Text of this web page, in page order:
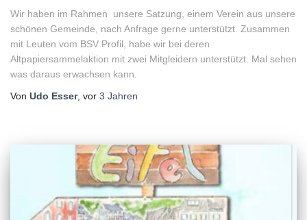
Wir haben im Rahmen unsere Satzung, einem Verein aus unsere
schönen Gemeinde, nach Anfrage gerne unterstützt. Zusammen
mit Leuten vom BSV Profil, habe wir bei deren
Altpapiersammelaktion mit zwei Mitgleidern unterstützt. Mal sehen
was daraus erwachsen kann.
Von Udo Esser, vor 3 Jahren